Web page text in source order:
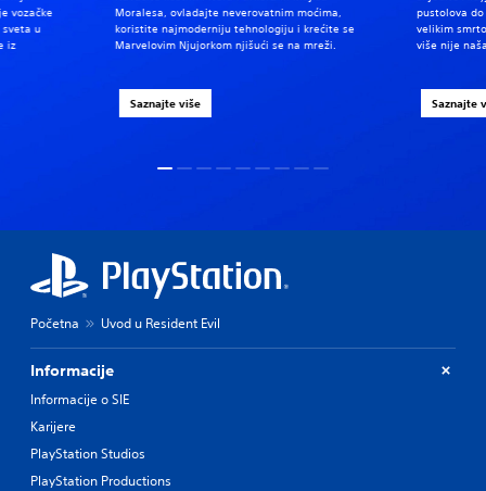
Moralesa, ovladajte neverovatnim moćima,
koristite najmoderniju tehnologiju i krećite se
Marvelovim Njujorkom njišući se na mreži.
Saznajte više
pustolova
velikim
više nije
Saznajte
vozačke
u
iz
Početna Uvod u Resident Evil
Informacije
Informacije o SIE
Karijere
PlayStation Studios
PlayStation Productions